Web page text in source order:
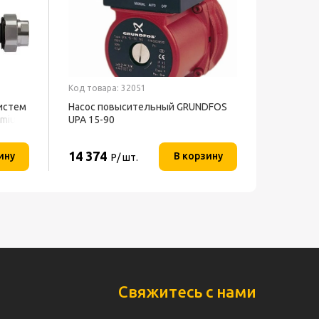
Код товара: 32051
Насос повысительный GRUNDFOS
UPA 15-90
14 374 Р/ шт. В корзину
Свяжитесь с нами